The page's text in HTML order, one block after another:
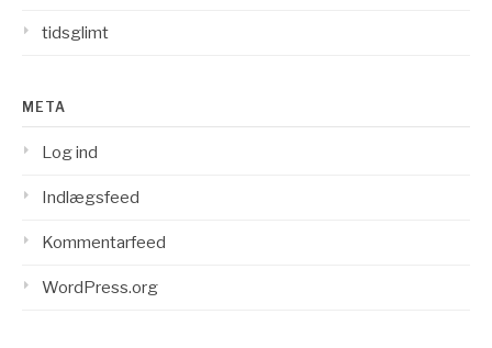
tidsglimt
META
Log ind
Indlægsfeed
Kommentarfeed
WordPress.org